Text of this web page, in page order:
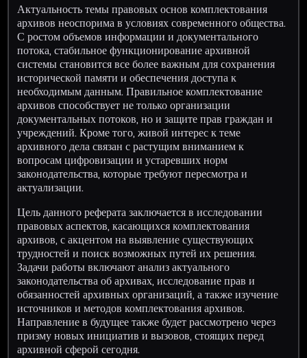
Актуальность темы правовых основ комплектования
архивов неоспорима в условиях современного общества.
С ростом объемов информации и документального
потока, стабильное функционирование архивной
системы становится все более важным для сохранения
исторической памяти и обеспечения доступа к
необходимым данным. Правильное комплектование
архивов способствует не только организации
документальных потоков, но и защите прав граждан и
учреждений. Кроме того, живой интерес к теме
архивного дела связан с растущим вниманием к
вопросам цифровизации и устаревших норм
законодательства, которые требуют пересмотра и
актуализации.
Цель данного реферата заключается в исследовании
правовых аспектов, касающихся комплектования
архивов, с акцентом на выявление существующих
трудностей и поиск возможных путей их решения.
Задачи работы включают анализ актуального
законодательства об архивах, исследование прав и
обязанностей архивных организаций, а также изучение
источников и методов комплектования архивов.
Направление в будущее также будет рассмотрено через
призму новых инициатив и вызовов, стоящих перед
архивной сферой сегодня.